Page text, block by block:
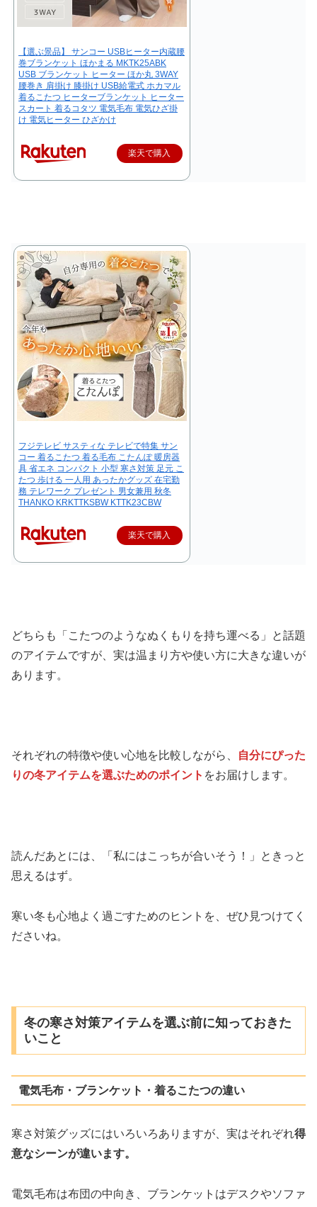
【選ぶ景品】 サンコー USBヒーター内蔵腰
巻ブランケット ほかまる MKTK25ABK
USB ブランケット ヒーター ほか丸 3WAY
腰巻き 肩掛け 膝掛け USB給電式 ホカマル
着るこたつ ヒーターブランケット ヒーター
スカート 着るコタツ 電気毛布 電気ひざ掛
け 電気ヒーター ひざかけ
楽天で購入
フジテレビ サスティな テレビで特集 サン
コー 着るこたつ 着る毛布 こたんぽ 暖房器
具 省エネ コンパクト 小型 寒さ対策 足元 こ
たつ 歩ける 一人用 あったかグッズ 在宅勤
務 テレワーク プレゼント 男女兼用 秋冬
THANKO KRKTTKSBW KTTK23CBW
楽天で購入
どちらも「こたつのようなぬくもりを持ち運べる」と話題
のアイテムですが、実は温まり方や使い方に大きな違いが
あります。
それぞれの特徴や使い心地を比較しながら、
自分にぴった
りの冬アイテムを選ぶためのポイント をお届けします。
読んだあとには、「私にはこっちが合いそう！」ときっと
思えるはず。
寒い冬も心地よく過ごすためのヒントを、ぜひ見つけてく
ださいね。
冬の寒さ対策アイテムを選ぶ前に知っておきた
いこと
電気毛布・ブランケット・着るこたつの違い
寒さ対策グッズにはいろいろありますが、実はそれぞれ得
意なシーンが違います。
電気毛布は布団の中向き、ブランケットはデスクやソファ